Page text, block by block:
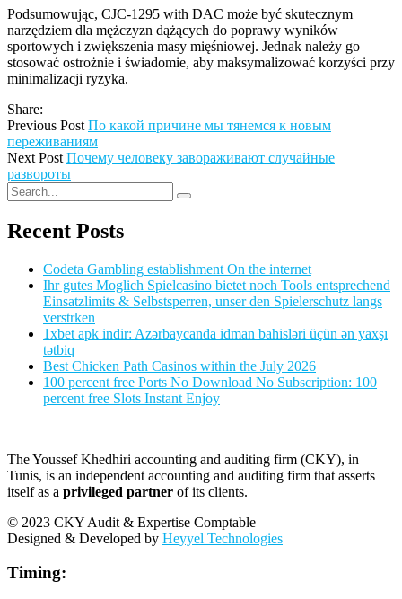
Podsumowując, CJC-1295 with DAC może być skutecznym
narzędziem dla mężczyzn dążących do poprawy wyników
sportowych i zwiększenia masy mięśniowej. Jednak należy go
stosować ostrożnie i świadomie, aby maksymalizować korzyści przy
minimalizacji ryzyka.
Share:
Previous Post По какой причине мы тянемся к новым
переживаниям
Next Post Почему человеку завораживают случайные
развороты
Recent Posts
Codeta Gambling establishment On the internet
Ihr gutes Moglich Spielcasino bietet noch Tools entsprechend
Einsatzlimits & Selbstsperren, unser den Spielerschutz langs
verstrken
1xbet apk indir: Azərbaycanda idman bahisləri üçün ən yaxşı
tətbiq
Best Chicken Path Casinos within the July 2026
100 percent free Ports No Download No Subscription: 100
percent free Slots Instant Enjoy
The Youssef Khedhiri accounting and auditing firm (CKY), in
Tunis, is an independent accounting and auditing firm that asserts
itself as a privileged partner of its clients.
© 2023 CKY Audit & Expertise Comptable
Designed & Developed by Heyyel Technologies
Timing: